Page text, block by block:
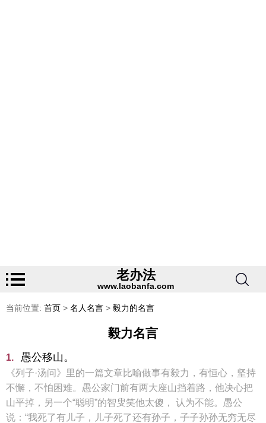
老办法
www.laobanfa.com
当前位置: 首页 > 名人名言 > 毅力的名言
毅力名言
1. 愚公移山。
《列子·汤问》里的一篇文章比喻做事有毅力，有恒心，坚持
不懈，不怕困难。愚公家门前有两大座山挡着路，他决心把
山平掉，另一个“聪明”的智叟笑他太傻， 认为不能。愚公
说：“我死了有儿子，儿子死了还有孙子，子子孙孙无穷无尽